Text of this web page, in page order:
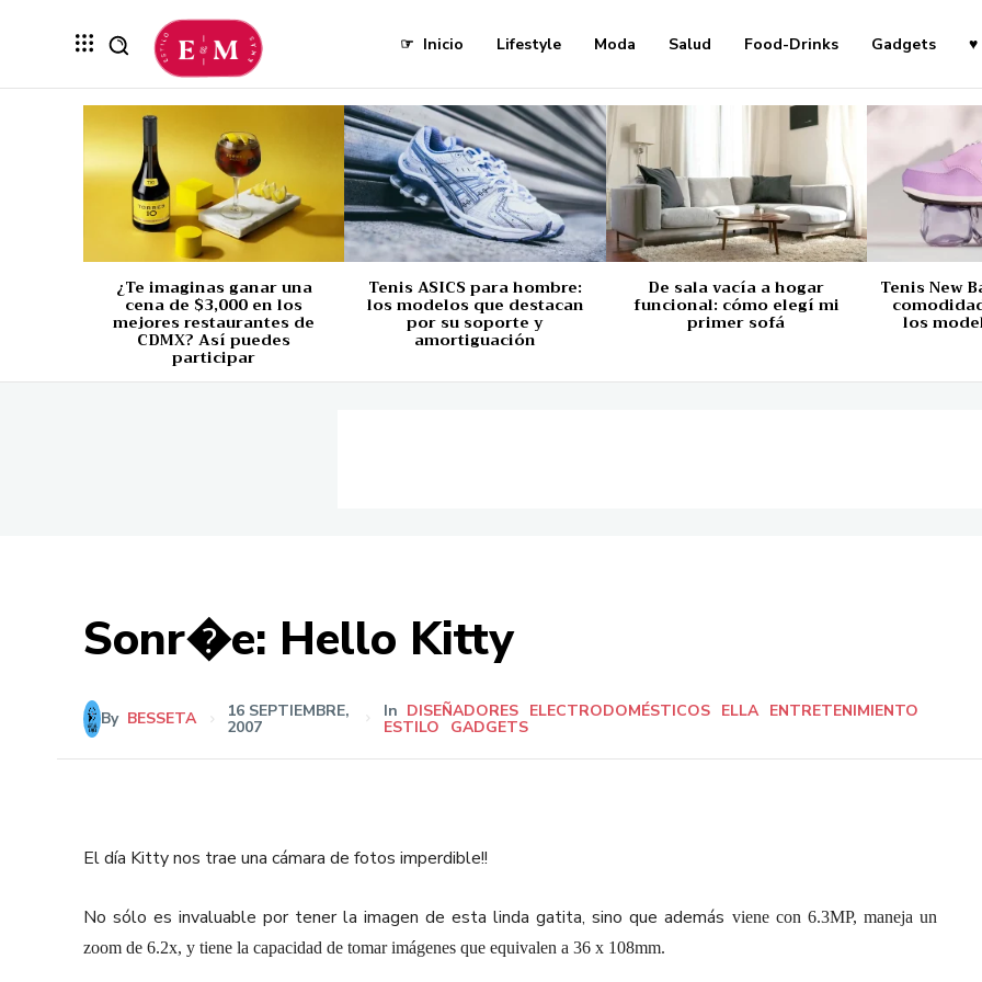
☞ Inicio Lifestyle Moda Salud Food-Drinks Gadgets ♥
¿Te imaginas ganar una
cena de $3,000 en los
mejores restaurantes de
CDMX? Así puedes
participar
Tenis ASICS para hombre:
los modelos que destacan
por su soporte y
amortiguación
De sala vacía a hogar
funcional: cómo elegí mi
primer sofá
Tenis New
los
Sonr�e: Hello Kitty
By BESSETA 16 SEPTIEMBRE,
2007
In DISEÑADORES ELECTRODOMÉSTICOS ELLA ENTRETENIMIENTO
ESTILO
GADGETS
El día Kitty nos trae una cámara de fotos imperdible!!
No sólo es invaluable por tener la imagen de esta linda gatita, sino que además viene con 6.3MP, maneja un
zoom de 6.2x, y tiene la capacidad de tomar imágenes que equivalen a 36 x 108mm.